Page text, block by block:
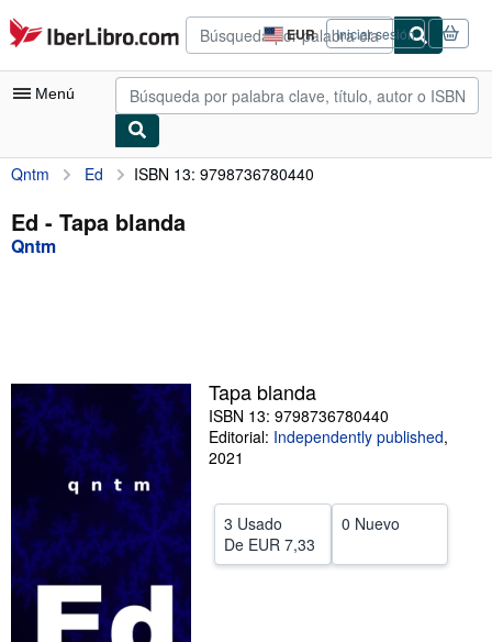
Pasar al contenido principal
IberLibro.com EUR
Preferencias
de
compra
del
Iniciar sesión
Menú
Mi cuenta
Consultar mis pedidos
Búsqueda avanzada
Vendedores
Comenzar a vender
CERRAR
Qntm Ed ISBN 13: 9798736780440
Ed - Tapa blanda
Qntm
Tapa blanda
ISBN 13: 9798736780440
Editorial: Independently published,
2021
3 Usado
De EUR 7,33
0 Nuevo